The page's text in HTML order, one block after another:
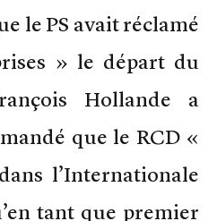
le PS avait réclamé
» le départ du
Hollande a
que le RCD «
l’Internationale
tant que premier